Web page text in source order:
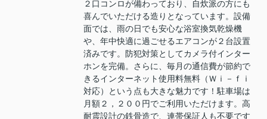
２口コンロが備わっており、自炊派の方にも
喜んでいただける造りとなっています。設備
面では、雨の日でも安心な浴室換気乾燥機
や、年中快適に過ごせるエアコンが２台設置
済みです。防犯対策としてカメラ付インター
ホンを完備。さらに、毎月の通信費が節約で
きるインターネット使用料無料（Ｗｉ－ｆｉ
対応）という点も大きな魅力です！駐車場は
月額２，２００円でご利用いただけます。高
耐震設計の鉄骨造で、連帯保証人も不要です